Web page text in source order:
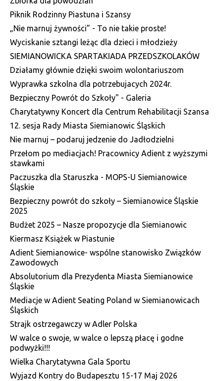
Piknik Rodzinny Piastuna i Szansy
„Nie marnuj żywności” - To nie takie proste!
Wyciskanie sztangi leżąc dla dzieci i młodzieży
SIEMIANOWICKA SPARTAKIADA PRZEDSZKOLAKÓW
Działamy głównie dzięki swoim wolontariuszom
Wyprawka szkolna dla potrzebujacych 2024r.
Bezpieczny Powrót do Szkoły" - Galeria
Charytatywny Koncert dla Centrum Rehabilitacji Szansa
12. sesja Rady Miasta Siemianowic Śląskich
Nie marnuj – podaruj jedzenie do Jadłodzielni
Przełom po mediacjach! Pracownicy Adient z wyższymi
stawkami
Paczuszka dla Staruszka - MOPS-U Siemianowice
Śląskie
Bezpieczny powrót do szkoły – Siemianowice Śląskie
2025
Budżet 2025 – Nasze propozycje dla Siemianowic
Kiermasz Książek w Piastunie
Adient Siemianowice- wspólne stanowisko Związków
Zawodowych
Absolutorium dla Prezydenta Miasta Siemianowice
Śląskie
Mediacje w Adient Seating Poland w Siemianowicach
Śląskich
Strajk ostrzegawczy w Adler Polska
W walce o swoje, w walce o lepszą płacę i godne
podwyżki!!!
Wielka Charytatywna Gala Sportu
Wyjazd Kontry do Budapesztu 15-17 Maj 2026